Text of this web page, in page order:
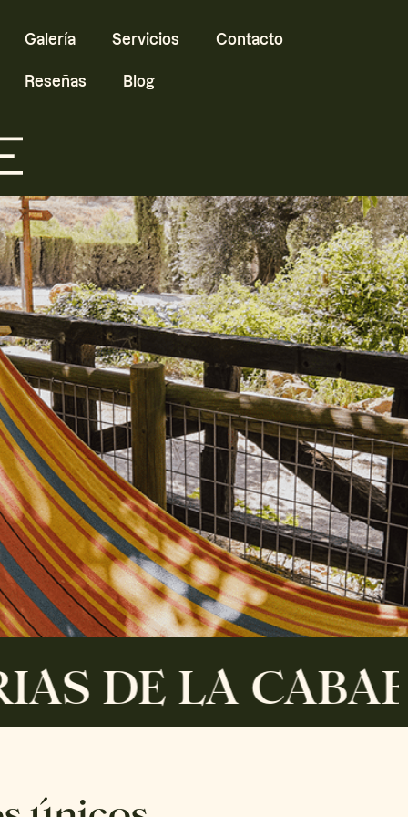
Galería Servicios Contacto
Reseñas Blog
LA CABABA